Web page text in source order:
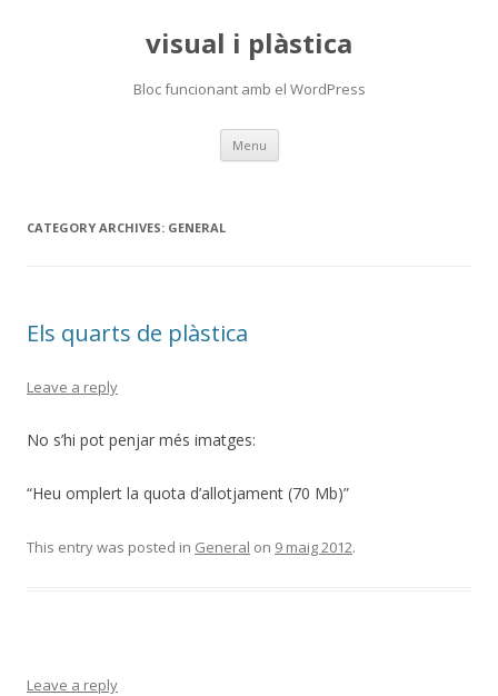
visual i plàstica
Bloc funcionant amb el WordPress
Menu Skip
content
CATEGORY ARCHIVES: GENERAL
Els quarts de plàstica
Leave a reply
No s’hi pot penjar més imatges:
“Heu omplert la quota d’allotjament (70 Mb)”
This entry was posted in General on 9 maig 2012.
Leave a reply